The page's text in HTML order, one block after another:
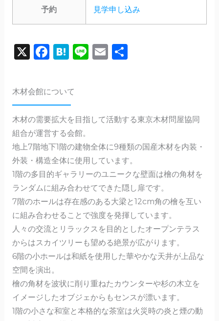
予約 見学申し込み
F
e
b
o
o
k
E
Li
H
n
a
X
共
木材会館について
木材の需要拡大を目指して活動する東京木材問屋協同
組合が運営する会館。
地上7階地下1階の建物全体に9種類の国産木材を内装・
外装・構造全体に使用しています。
1階の多目的ギャラリーのユニークな壁面は檜の角材を
ランダムに組み合わせてできた隠し扉です。
7階のホールは存在感のある大梁と12cm角の檜を互い
に組み合わせることで強度を発揮しています。
人々の交流とリラックスを目的としたオープンテラス
からはスカイツリーも望める絶景が広がります。
6階の小ホールは和紙を使用した華やかな天井が上品な
空間を演出。
檜の角材を波状に削り重ねたカウンターや杉の木立を
イメージしたオブジェからもセンスが漂います。
1階の小さな和室と本格的な茶室は火災時の炎と煙の動